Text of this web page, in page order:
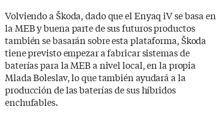
Volviendo a Škoda, dado que el Enyaq iV se basa en
la MEB y buena parte de sus futuros productos
también se basarán sobre esta plataforma, Škoda
tiene previsto empezar a fabricar sistemas de
baterías para la MEB a nivel local, en la propia
Mlada Boleslav, lo que también ayudará a la
producción de las baterías de sus híbridos
enchufables.